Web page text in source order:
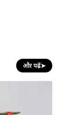
और पढ़ें➤